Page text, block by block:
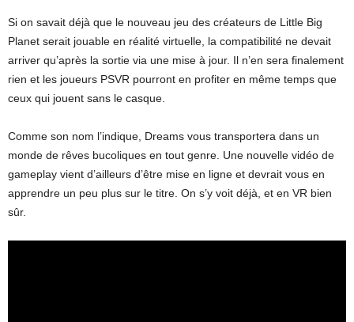
Si on savait déjà que le nouveau jeu des créateurs de Little Big
Planet serait jouable en réalité virtuelle, la compatibilité ne devait
arriver qu’après la sortie via une mise à jour. Il n’en sera finalement
rien et les joueurs PSVR pourront en profiter en même temps que
ceux qui jouent sans le casque.
Comme son nom l’indique, Dreams vous transportera dans un
monde de rêves bucoliques en tout genre. Une nouvelle vidéo de
gameplay vient d’ailleurs d’être mise en ligne et devrait vous en
apprendre un peu plus sur le titre. On s’y voit déjà, et en VR bien
sûr.